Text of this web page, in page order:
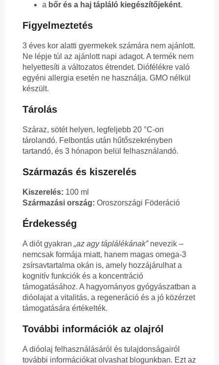
a bőr és a haj tápláló kiegészítőjeként.
Figyelmeztetés
3 éves kor alatti gyermekek számára nem ajánlott.
Ne lépje túl az ajánlott napi adagot. A termék nem
helyettesíti a változatos étrendet. Diófélékre való
egyéni allergia esetén ne használja. GMO nélkül
készült.
Tárolás
Száraz, sötét helyen, legfeljebb 20 °C-on
tárolandó. Felbontás után hűtőszekrényben
tartandó, és 3 hónapon belül felhasználandó.
Származás és kiszerelés
Kiszerelés: 100 ml
Származási ország: Oroszországi Föderáció
Érdekesség
A diót gyakran „az agy táplálékának”nevezik –
nemcsak formája miatt, hanem magas omega-3
zsírsavtartalma okán is, amely hozzájárulhat a
kognitív funkciók és a koncentráció
támogatásához. A hagyományos gyógyászatban a
dióolajat a vitalitás, a regeneráció és a jó közérzet
támogatására értékelték.
További információk az olajról
A dióolaj felhasználásáról és tulajdonságairól
további információkat olvashat blogunkban. Ezt az